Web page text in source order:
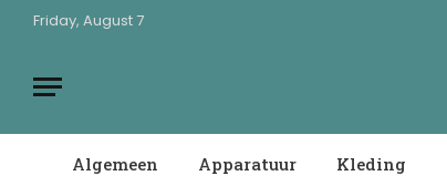
Friday, August 7
Algemeen Apparatuur Kleding